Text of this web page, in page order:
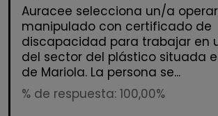
Auracee selecciona un/a
manipulado con certificado de
discapacidad para trabajar en
del sector del plástico situada
de Mariola. La persona se...
% de respuesta: 100,00%